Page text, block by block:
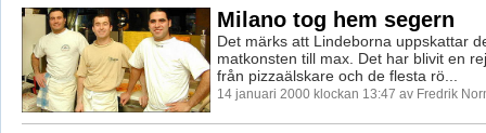
Milano tog hem segern
Det märks att Lindeborna uppskattar
matkonsten till max. Det har blivit en
från pizzaälskare och de flesta rö...
14 januari 2000 klockan 13:47 av Fredrik